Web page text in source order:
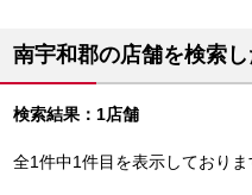
南宇和郡の店舗を検索
検索結果：1店舗
全1件中1件目を表示しており